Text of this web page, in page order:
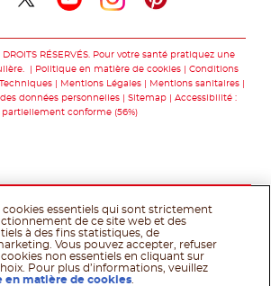
DROITS RÉSERVÉS. Pour votre santé pratiquez une
Politique en matière de cookies
Conditions
Mentions Légales
Mentions sanitaires
données personnelles
Sitemap
Accessibilité :
partiellement conforme (56%)
cookies essentiels qui sont strictement
de ce site web et des
à des fins statistiques, de
Vous pouvez accepter, refuser
non essentiels en cliquant sur
Pour plus d’informations, veuillez
en matière de cookies